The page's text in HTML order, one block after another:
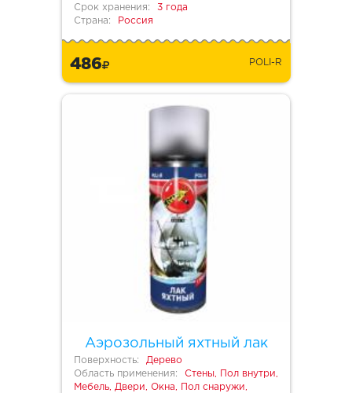
Срок хранения:
3 года
Страна:
Россия
486 POLI-R
Аэрозольный яхтный лак
Поверхность:
Дерево
Область применения:
Стены, Пол внутри,
Мебель, Двери, Окна, Пол снаружи,